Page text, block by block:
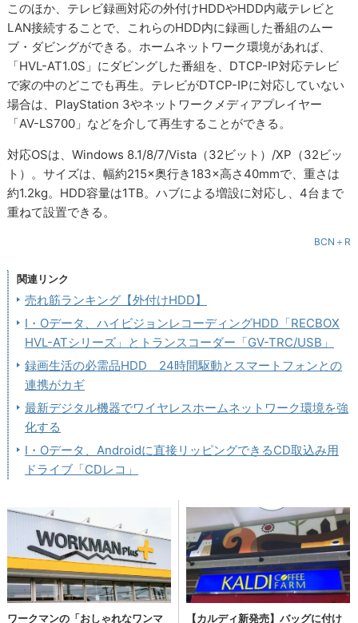
このほか、テレビ録画対応の外付けHDDやHDD内蔵テレビと
LAN接続することで、これらのHDD内に録画した番組のムー
ブ・ダビングができる。ホームネットワーク環境があれば、
「HVL-AT1.0S」にダビングした番組を、DTCP-IP対応テレビ
で家の中のどこでも再生。テレビがDTCP-IPに対応していない
場合は、PlayStation 3やネットワークメディアプレイヤー
「AV-LS700」などを介して再生することができる。
対応OSは、Windows 8.1/8/7/Vista（32ビット）/XP（32ビッ
ト）。サイズは、幅約215×奥行き183×高さ40mmで、重さは
約1.2kg。HDD容量は1TB。ハブによる増設に対応し、4台まで
重ねて設置できる。
BCN＋R
関連リンク
売れ筋ランキング【外付けHDD】
I・Oデータ、ハイビジョンレコーディングHDD「RECBOX
HVL-ATシリーズ」とトランスコーダー「GV-TRC/USB」
録画生活の必需品HDD 24時間駆動とスマートフォンとの
連携がカギ
最新デジタル機器でワイヤレスホームネットワーク環境を強
化する
I・Oデータ、Androidに直接リッピングできるCD取込み用
ドライブ「CDレコ」